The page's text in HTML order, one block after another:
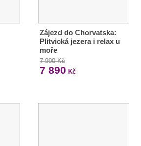
Zájezd do Chorvatska:
Plitvická jezera i relax u
moře
7 990 Kč
7 890 Kč